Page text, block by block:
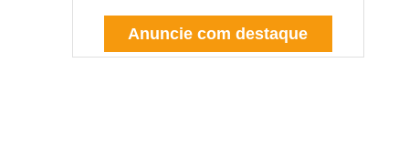
Anuncie com destaque